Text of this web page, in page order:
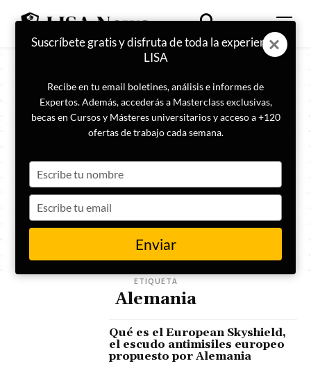
ETIQUETA
Alemania
Qué es el European Skyshield,
el escudo antimisiles europeo
propuesto por Alemania
Suscríbete gratis y disfruta de toda la experiencia
LISA
Recibe en tu email boletines, análisis e informes de
Expertos. Además, accederás a Masterclass exclusivas,
becas en Cursos y Másteres universitarios y acceso a +120
ofertas de trabajo cada semana.
your
name
your
email
Enviar